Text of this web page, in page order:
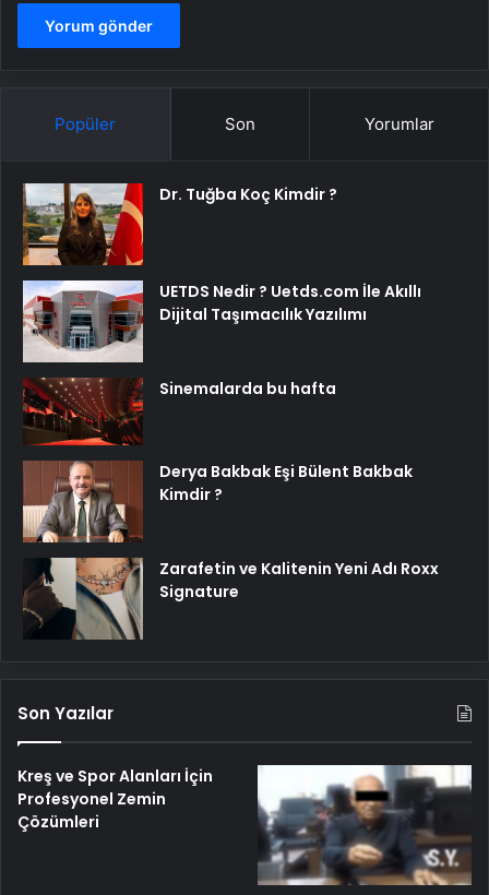
Popüler Son Yorumlar
Dr. Tuğba Koç Kimdir ?
UETDS Nedir ? Uetds.com İle Akıllı
Dijital Taşımacılık Yazılımı
Sinemalarda bu hafta
Derya Bakbak Eşi Bülent Bakbak
Kimdir ?
Zarafetin ve Kalitenin Yeni Adı Roxx
Signature
Son Yazılar
Kreş ve Spor Alanları İçin
Profesyonel Zemin
Çözümleri